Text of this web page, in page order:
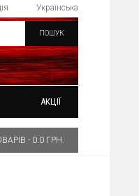
Українська
ПОШУК
АКЦІЇ
- 0.0 ГРН.